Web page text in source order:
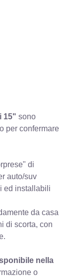
15" sono
per confermare
di
auto/suv
ed installabili
da casa
di scorta, con
nella
o